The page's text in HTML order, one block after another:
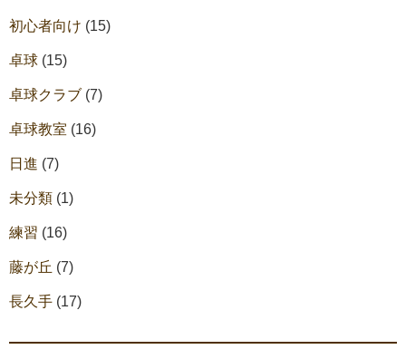
初心者向け (15)
卓球 (15)
卓球クラブ (7)
卓球教室 (16)
日進 (7)
未分類 (1)
練習 (16)
藤が丘 (7)
長久手 (17)